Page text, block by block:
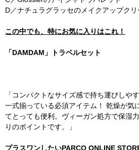
D／ナチュラグラッセのメイクアップク
この中でも、特にお気に入りはこれ！
「DAMDAM」トラベルセット
「コンパクトなサイズ感で持ち運びしや
一式揃っている必須アイテム！ 乾燥が気
てとっても便利。ヴィーガン処方で保湿
りのポイントです。」
プラスワンしたいPARCO ONLINE